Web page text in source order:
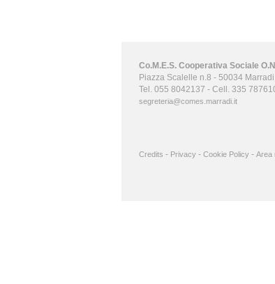
Co.M.E.S. Cooperativa Sociale
Piazza Scalelle n.8 - 50034 Marradi
Tel. 055 8042137 - Cell. 335
segreteria@comes.marradi.it
Credits - Privacy - Cookie Policy - Area